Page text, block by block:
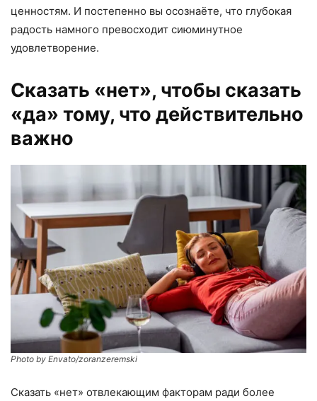
ценностям. И постепенно вы осознаёте, что глубокая
радость намного превосходит сиюминутное
удовлетворение.
Сказать «нет», чтобы сказать
«да» тому, что действительно
важно
Photo by Envato/zoranzeremski
Сказать «нет» отвлекающим факторам ради более